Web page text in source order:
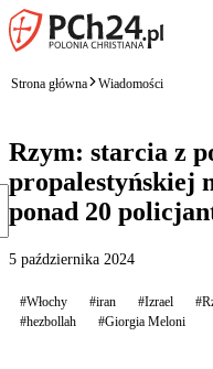
Strona główna Wiadomości
Rzym: starcia z
propalestyńskiej
ponad 20
5 października 2024
#Włochy #iran #Izrael
#hezbollah
#Giorgia Meloni